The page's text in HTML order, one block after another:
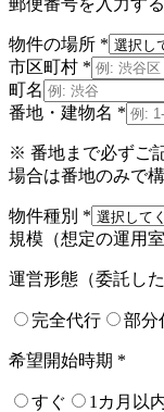
物件の場所 *
市区町村 *
町名
番地・建物名 *
※ 番地まで必ずご
場合は番地のみで構
物件種別 *
規模（想定の運用
運営形態（委託し
完全代行 部分
希望開始時期 *
すぐ 1カ月以